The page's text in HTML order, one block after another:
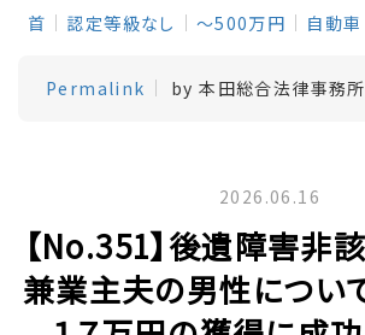
首 認定等級なし ～500万円 自動車
Permalink by 本田総合法律事務所
2026.06.16
【No.351】後遺障害非
兼業主夫の男性につい